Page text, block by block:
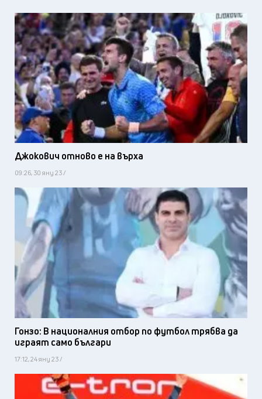
Джокович отново е на върха
09:26, 30 яну 23 /
Гонзо: В националния отбор по футбол трябва да
играят само българи
17:12, 24 яну 23 /